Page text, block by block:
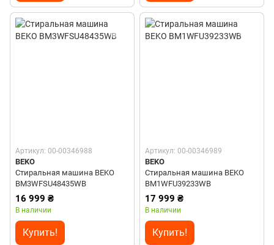
Артикул: 00-00346988
BEKO
Стиральная машина BEKO
BM3WFSU48435WB
16 999 ₴
В наличии
Купить!
Артикул: 00-00346989
BEKO
Стиральная машина BEKO
BM1WFU39233WB
17 999 ₴
В наличии
Купить!